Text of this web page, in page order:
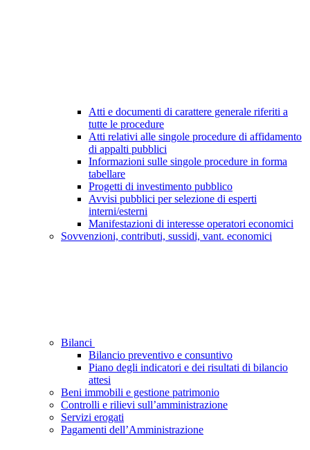
Atti e documenti di carattere generale riferiti a
tutte le procedure
Atti relativi alle singole procedure di affidamento
di appalti pubblici
Informazioni sulle singole procedure in forma
tabellare
Progetti di investimento pubblico
Avvisi pubblici per selezione di esperti
interni/esterni
Manifestazioni di interesse operatori economici
Sovvenzioni, contributi, sussidi, vant. economici
Bilanci
Bilancio preventivo e consuntivo
Piano degli indicatori e dei risultati di bilancio
attesi
Beni immobili e gestione patrimonio
Controlli e rilievi sull’amministrazione
Servizi erogati
Pagamenti dell’Amministrazione